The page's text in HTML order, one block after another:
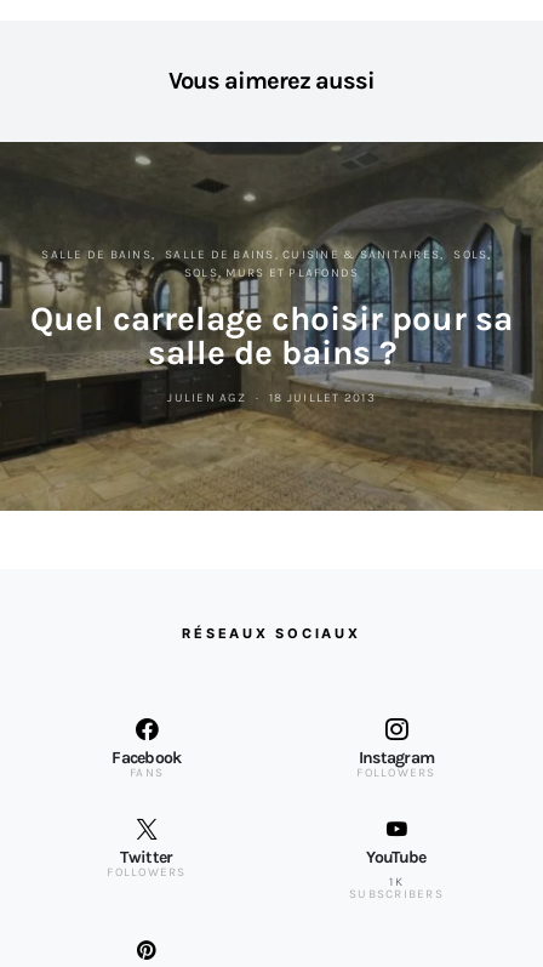
Vous aimerez aussi
SALLE DE BAINS SALLE DE BAINS, CUISINE & SANITAIRES
SOLS
SOLS, MURS ET PLAFONDS
Quel carrelage choisir pour sa
salle de bains ?
JULIEN AGZ 18 JUILLET 2013
RÉSEAUX SOCIAUX
Facebook
FANS
Instagram
FOLLOWERS
Twitter
FOLLOWERS
YouTube
1K
SUBSCRIBERS